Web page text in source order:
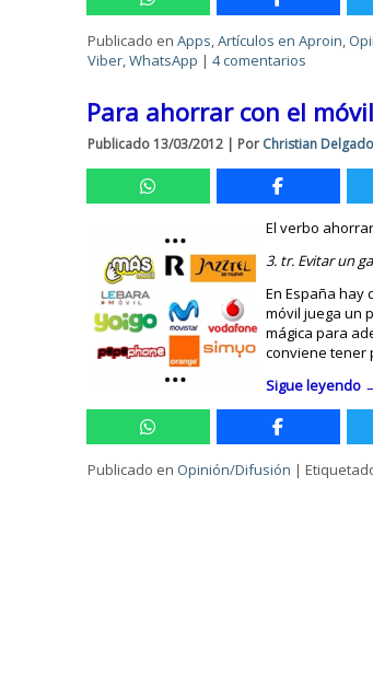
Publicado en Apps,Artículos en Aproin,
Viber,WhatsApp |4 comentarios
Para ahorrar con el
Publicado13/03/2012 | Por Christian
El verbo
3. tr. Evitar un
En España hay
móvil juega un
mágica para
conviene tener
Sigue leyendo
Publicado en Opinión/Difusión |